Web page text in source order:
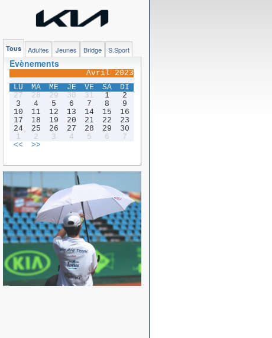
Tous Adultes Jeunes Bridge S.Sport
Evènements
Avril 2023
LU
MA ME JE VE SA
DI
27
28 29 30 31 1
2
3
4 5 6 7 8
9
10
11 12 13 14 15
16
17
18 19 20 21 22
23
24
25 26 27 28 29
30
1
2 3 4 5 6
7
<<
>>